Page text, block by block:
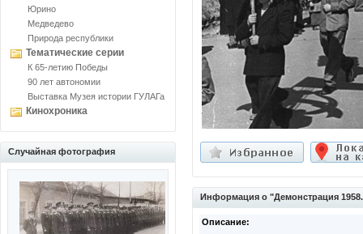
Юрино
Медведево
Природа республики
Тематические серии
К 65-летию Победы
90 лет автономии
Выставка Музея истории ГУЛАГа
Кинохроника
Случайная фотография
Информация о "Демонстрация
Описание: